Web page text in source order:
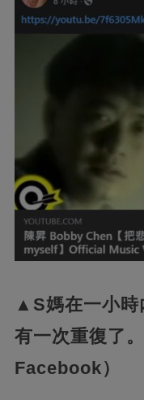
▲S媽在一小時
有一次重復了
Facebook）